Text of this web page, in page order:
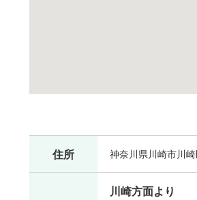
住所 神奈川県川崎市川
川崎方面より